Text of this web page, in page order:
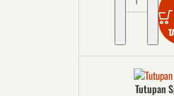
Tutupan